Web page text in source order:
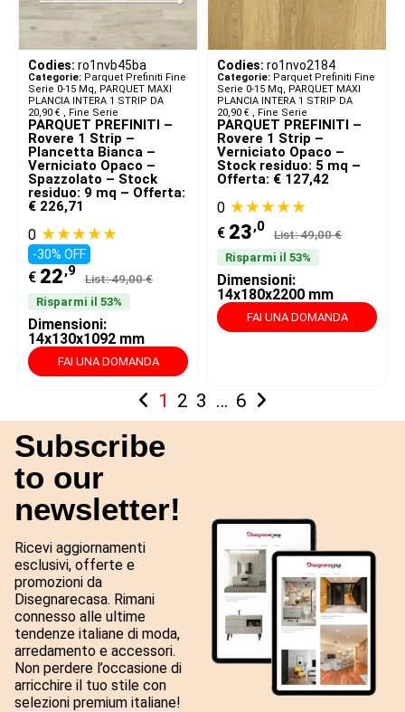
Codies: ro1nvb45ba
Categorie: Parquet Prefiniti Fine
Serie 0-15 Mq, PARQUET MAXI
PLANCIA INTERA 1 STRIP DA
20,90 € ​ , Fine Serie
PARQUET PREFINITI –
Rovere 1 Strip –
Plancetta Bianca –
Verniciato Opaco –
Spazzolato – Stock
residuo: 9 mq – Offerta:
€ 226,71
0 ★★★★★
-30% OFF
€ 22,9 List: 49,00 €
Risparmi il 53%
Dimensioni:
14x130x1092 mm
FAI UNA DOMANDA
Codies: ro1nvo2184
Categorie: Parquet Prefiniti Fine
Serie 0-15 Mq, PARQUET MAXI
PLANCIA INTERA 1 STRIP DA
20,90 € ​ , Fine Serie
PARQUET PREFINITI –
Rovere 1 Strip –
Verniciato Opaco –
Stock residuo: 5 mq –
Offerta: € 127,42
0 ★★★★★
€ 23,0 List: 49,00 €
Risparmi il 53%
Dimensioni:
14x180x2200 mm
FAI UNA DOMANDA
1 2 3 … 6
Subscribe
to our
newsletter!
Ricevi aggiornamenti
esclusivi, offerte e
promozioni da
Disegnarecasa. Rimani
connesso alle ultime
tendenze italiane di moda,
arredamento e accessori.
Non perdere l’occasione di
arricchire il tuo stile con
selezioni premium italiane!